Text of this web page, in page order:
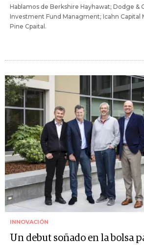
Hablamos de Berkshire Hayhawat; Dodge &
Investment Fund Managment; Icahn Capital
Pine Cpaital.
INNOVACIÓN
Un debut soñado en la bolsa